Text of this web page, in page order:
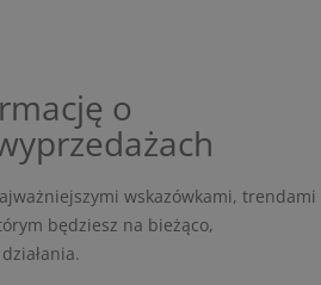
o
wskazówkami, trendami
będziesz na bieżąco,